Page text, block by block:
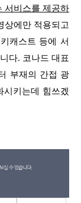
서비스를 제공하
상에만 적용되고
캐스트 등에 서
다. 코나드 대표
부재의 간접 광
키는데 힘쓰겠